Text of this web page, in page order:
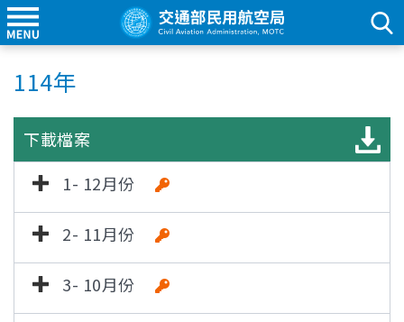
114年
下載檔案
1- 12月份
2- 11月份
3- 10月份